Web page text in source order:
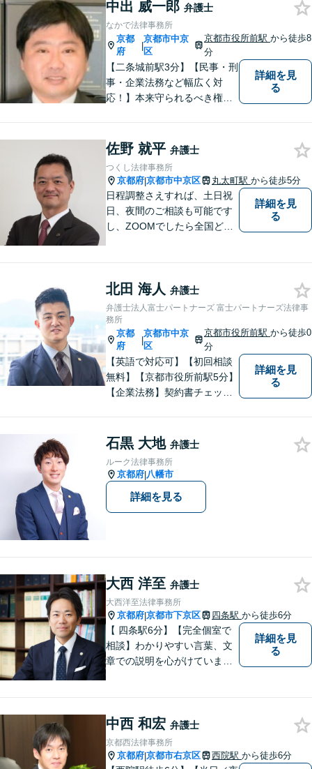
中出 威一郎 弁護士
なかで法律事務所
京都
府
|
京都市中京
区
京都市役所前駅から徒歩8
分
【二条城前駅3分】【民事・刑
事・企業法務など幅広く対
応！】本来守られるべき権
弁護してまいります。お一人
お一人の心情に寄り添いま
す。まずはご相談ください。
【完全個室】
詳細を見
る
佐野 就平 弁護士
つくし法律事務所
京都府|京都市中京区 丸太町駅 から徒歩5分
日程調整さえすれば、土日祝
日、夜間のご相談も可能です
し、ZOOMでしたら全国どこ
介できます。
詳細を見
る
北田 海人 弁護士
弁護士法人富士パートナーズ 富士パートナーズ法律事
務所
京都
府
|
京都市中京
区
京都市役所前駅から徒歩0
分
【英語で対応可】【初回相談
無料】【京都市役所前駅5分】
【企業法務】契約書チェッ
導、フリーランス・スタート
アップ支援など、幅広いご相
談に対応【税務訴訟】税務調
査対応、タックスプランニン
グなど。
詳細を見
る
石黒 大地 弁護士
ルーク法律事務所
京都府|八幡市
詳細を見る
大西 洋至 弁護士
大西洋至法律事務所
京都府|京都市下京区 四条駅 から徒歩6分
【 四条駅6分】【完全個室で
相談】わかりやすい言葉、文
章での説明を心がけていま
気軽にご相談下さい。
詳細を見
る
中西 和宏 弁護士
京都西法律事務所
京都府|京都市右京区 西院駅 から徒歩6分